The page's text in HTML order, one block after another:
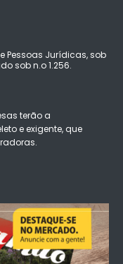
Pessoas Jurídicas, sob
sob n.o 1.256.
terão a
e exigente, que